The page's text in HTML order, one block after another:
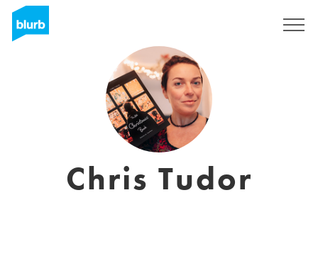
Chris Tudor